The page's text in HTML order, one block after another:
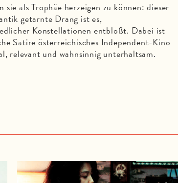
als Trophäe herzeigen zu können: dieser
getarnte Drang ist es,
Konstellationen entblößt. Dabei ist
Satire österreichisches Independent-Kino
relevant und wahnsinnig unterhaltsam.